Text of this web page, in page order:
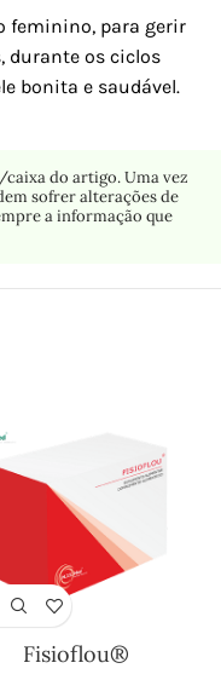
feminino, para gerir
durante os ciclos
bonita e saudável.
do artigo. Uma vez
sofrer alterações de
a informação que
Fisioflou®